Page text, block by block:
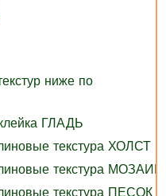
ниже по
ГЛАДЬ
текстура ХОЛСТ
текстура
текстура ПЕСОК